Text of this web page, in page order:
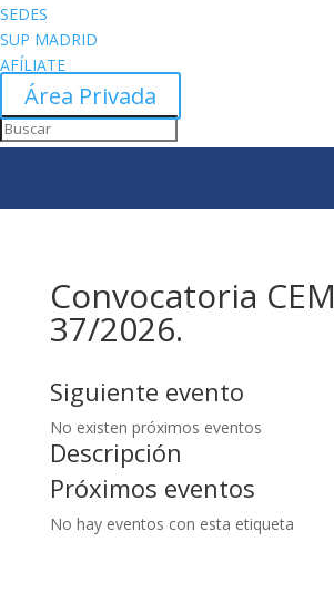
SEDES
SUP MADRID
AFÍLIATE
Área Privada
Convocatoria CEM
37/2026.
Siguiente evento
No existen próximos eventos
Descripción
Próximos eventos
No hay eventos con esta etiqueta